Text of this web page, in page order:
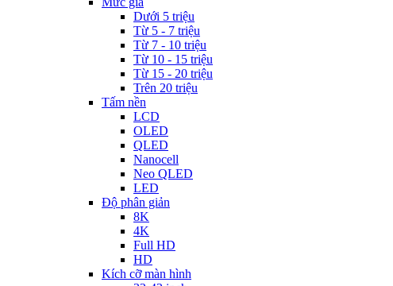
Dưới 5 triệu
Từ 5 - 7 triệu
Từ 7 - 10 triệu
Từ 10 - 15 triệu
Từ 15 - 20 triệu
Trên 20 triệu
Tấm nền
LCD
OLED
QLED
Nanocell
Neo QLED
LED
Độ phân giản
8K
4K
Full HD
HD
Kích cỡ màn hình